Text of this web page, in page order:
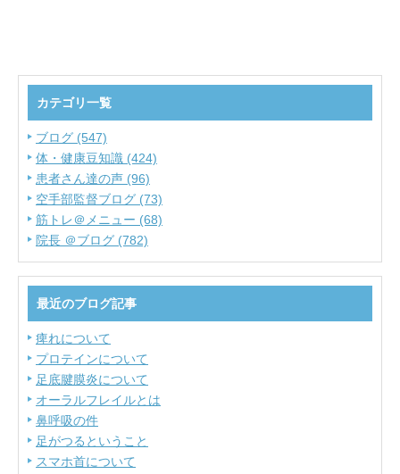
カテゴリ一覧
ブログ (547)
体・健康豆知識 (424)
患者さん達の声 (96)
空手部監督ブログ (73)
筋トレ＠メニュー (68)
院長 ＠ブログ (782)
最近のブログ記事
痺れについて
プロテインについて
足底腱膜炎について
オーラルフレイルとは
鼻呼吸の件
足がつるということ
スマホ首について